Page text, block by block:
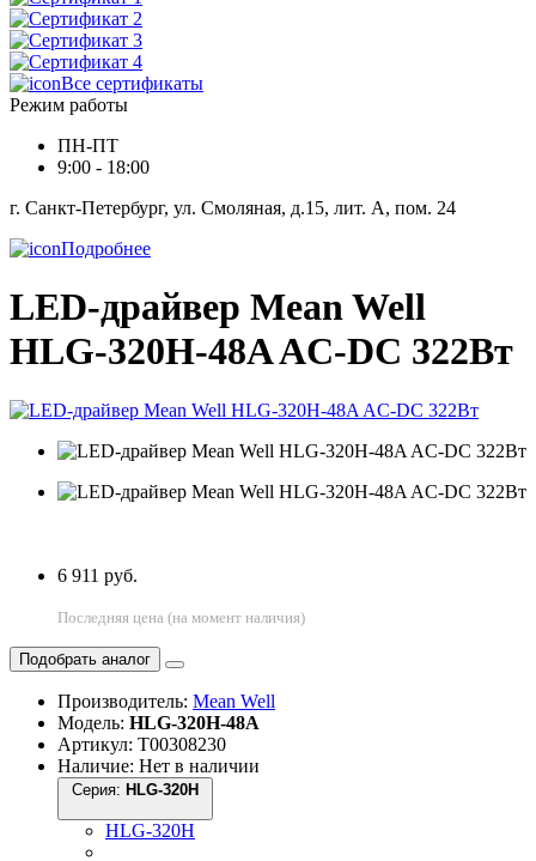
Все сертификаты
Режим работы
ПН-ПТ
9:00 - 18:00
г. Санкт-Петербург, ул. Смоляная, д.15, лит. А, пом. 24
Подробнее
LED-драйвер Mean Well
HLG-320H-48A AC-DC 322Вт
6 911 руб.
Последняя цена (на момент наличия)
Подобрать аналог
Производитель: Mean Well
Модель: HLG-320H-48A
Артикул: Т00308230
Наличие: Нет в наличии
Серия:
HLG-320H